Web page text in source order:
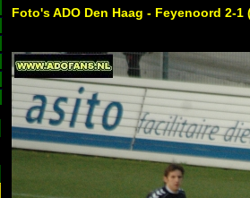
Foto's ADO Den Haag - Feyenoord 2-1